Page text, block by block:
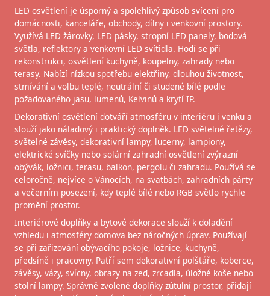
LED osvětlení je úsporný a spolehlivý způsob svícení pro
domácnosti, kanceláře, obchody, dílny i venkovní prostory.
Využívá LED žárovky, LED pásky, stropní LED panely, bodová
světla, reflektory a venkovní LED svítidla. Hodí se při
rekonstrukci, osvětlení kuchyně, koupelny, zahrady nebo
terasy. Nabízí nízkou spotřebu elektřiny, dlouhou životnost,
stmívání a volbu teplé, neutrální či studené bílé podle
požadovaného jasu, lumenů, Kelvinů a krytí IP.
Dekorativní osvětlení dotváří atmosféru v interiéru i venku a
slouží jako náladový i praktický doplněk. LED světelné řetězy,
světelné závěsy, dekorativní lampy, lucerny, lampiony,
elektrické svíčky nebo solární zahradní osvětlení zvýrazní
obývák, ložnici, terasu, balkon, pergolu či zahradu. Používá se
celoročně, nejvíce o Vánocích, na svatbách, zahradních párty
a večerním posezení, kdy teplé bílé nebo RGB světlo rychle
promění prostor.
Interiérové doplňky a bytové dekorace slouží k doladění
vzhledu i atmosféry domova bez náročných úprav. Používají
se při zařizování obývacího pokoje, ložnice, kuchyně,
předsíně i pracovny. Patří sem dekorativní polštáře, koberce,
závěsy, vázy, svícny, obrazy na zeď, zrcadla, úložné koše nebo
stolní lampy. Správně zvolené doplňky zútulní prostor, přidají